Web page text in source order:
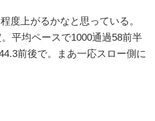
度上がるかなと思っている。
平均ペースで1000通過58前半
前後で。まあ一応スロー側に